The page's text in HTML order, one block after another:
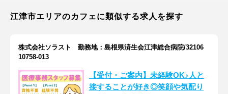
江津市エリアのカフェに類似する求人を探す
株式会社ソラスト 勤務地：島根県済生会江津総合病院/32106
10758-013
【受付・ご案内】未経験OK♪人と
接することが好き◎笑顔や気配り